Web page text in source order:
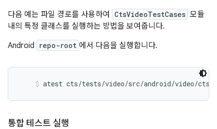
다음 예는 파일 경로를 사용하여 CtsVideoTestCases 모듈
내의 특정 클래스를 실행하는 방법을 보여줍니다.
Android
repo-root 에서 다음을 실행합니다.
atest cts/tests/video/src/android/video/cts/
통합 테스트 실행